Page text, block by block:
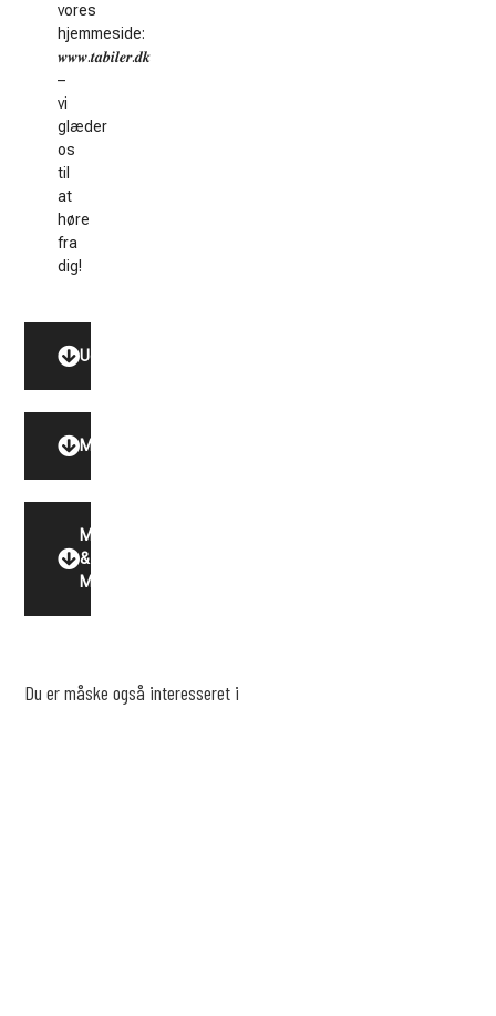
vores
hjemmeside:
𝒘𝒘𝒘.𝒕𝒂𝒃𝒊𝒍𝒆𝒓.𝒅𝒌
–
vi
glæder
os
til
at
høre
fra
dig!
Udstyr
Model
Motor
&
Miljø
Du er måske også interesseret i